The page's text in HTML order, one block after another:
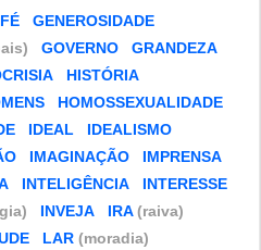
FÉ
GENEROSIDADE
GOVERNO
GRANDEZA
HISTÓRIA
HOMOSSEXUALIDADE
IDEAL
IDEALISMO
IMAGINAÇÃO
IMPRENSA
INTELIGÊNCIA
INTERESSE
INVEJA IRA(raiva)
LAR (moradia)